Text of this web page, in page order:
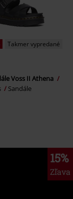
Takmer vypredané
Voss II Athena
Sandále
15%
Zľava